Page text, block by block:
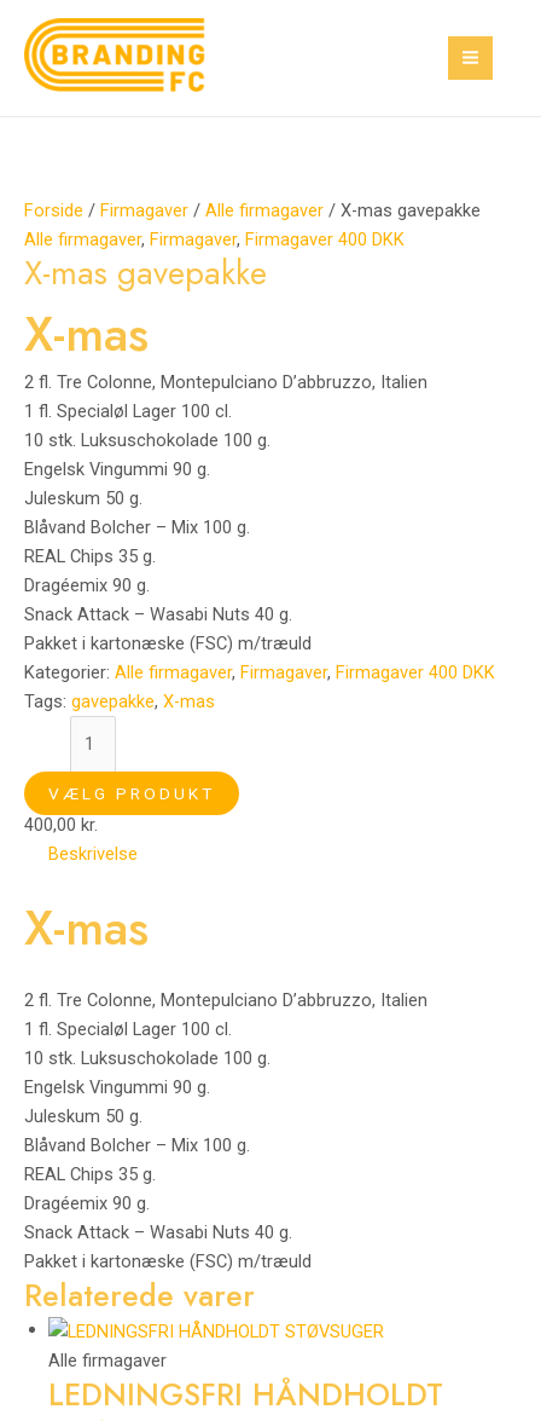
indholdet
Forside / Firmagaver / Alle firmagaver / X-mas gavepakke
Alle firmagaver, Firmagaver, Firmagaver 400 DKK
X-mas gavepakke
X-mas
2 fl. Tre Colonne, Montepulciano D’abbruzzo, Italien
1 fl. Specialøl Lager 100 cl.
10 stk. Luksuschokolade 100 g.
Engelsk Vingummi 90 g.
Juleskum 50 g.
Blåvand Bolcher – Mix 100 g.
REAL Chips 35 g.
Dragéemix 90 g.
Snack Attack – Wasabi Nuts 40 g.
Pakket i kartonæske (FSC) m/træuld
Kategorier: Alle firmagaver, Firmagaver, Firmagaver 400 DKK
Tags: gavepakke, X-mas
mas
gavepakke
VÆLG PRODUKT
400,00 kr.
Beskrivelse
X-mas
2 fl. Tre Colonne, Montepulciano D’abbruzzo, Italien
1 fl. Specialøl Lager 100 cl.
10 stk. Luksuschokolade 100 g.
Engelsk Vingummi 90 g.
Juleskum 50 g.
Blåvand Bolcher – Mix 100 g.
REAL Chips 35 g.
Dragéemix 90 g.
Snack Attack – Wasabi Nuts 40 g.
Pakket i kartonæske (FSC) m/træuld
Relaterede varer
Alle firmagaver
LEDNINGSFRI HÅNDHOLDT